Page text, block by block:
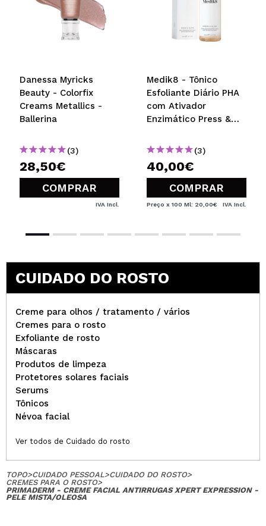
Danessa Myricks
Beauty - Colorfix
Creams Metallics -
Ballerina
(3)
28,50€
COMPRAR
IVA Incl.
Medik8 - Tônico
Esfoliante Diário PHA
com Ativador
Enzimático Press &
(3)
40,00€
COMPRAR
Preço x 100 Ml: 20,00€ IVA Incl.
CUIDADO DO ROSTO
Creme para olhos / tratamento / vários
Cremes para o rosto
Exfoliante de rosto
Máscaras
Produtos de limpeza
Protetores solares faciais
Serums
Tônicos
Névoa facial
Ver todos de Cuidado do rosto
TOPO>CUIDADO PESSOAL>CUIDADO DO ROSTO>
CREMES PARA O ROSTO>
PRIMADERM - CREME FACIAL ANTIRRUGAS XPERT EXPRESSION -
PELE MISTA/OLEOSA